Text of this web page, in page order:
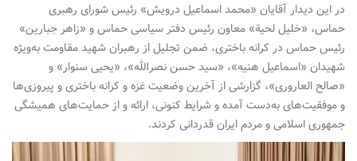
در این دیدار آقایان «محمد اسماعیل درویش» رئیس شورای رهبری
حماس، «خلیل لحیة» معاون رئیس دفتر سیاسی حماس و «زاهر جبارین»
رئیس حماس در کرانه باختری، ضمن تجلیل از رهبران شهید مقاومت به‌ویژه
شهیدان «اسماعیل هنیه»، «سید حسن نصرالله»، «یحیی سنوار» و
«صالح العاروری»، گزارشی از آخرین وضعیت غزه و کرانه باختری و پیروزی‌ها
و موفقیت‌های به‌دست آمده و شرایط کنونی، ارائه و از حمایت‌های همیشگی
جمهوری اسلامی و مردم ایران قدردانی کردند.